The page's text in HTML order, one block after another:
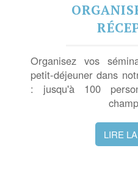
Organisez vos
petit-déjeuner dans
: jusqu'à 100
LIRE